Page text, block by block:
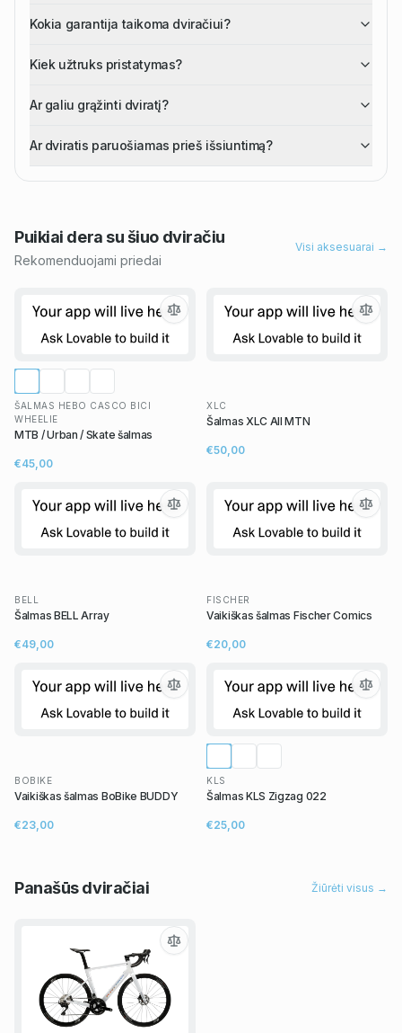
Kokia garantija taikoma dviračiui?
Kiek užtruks pristatymas?
Ar galiu grąžinti dviratį?
Ar dviratis paruošiamas prieš išsiuntimą?
Puikiai dera su šiuo dviračiu
Rekomenduojami priedai
Visi aksesuarai →
ŠALMAS HEBO CASCO BICI
WHEELIE
MTB / Urban / Skate šalmas
€45,00
XLC
Šalmas XLC All MTN
€50,00
BELL
Šalmas BELL Array
€49,00
FISCHER
Vaikiškas šalmas Fischer Comics
€20,00
BOBIKE
Vaikiškas šalmas BoBike BUDDY
€23,00
KLS
Šalmas KLS Zigzag 022
€25,00
Panašūsdviračiai Žiūrėti visus →